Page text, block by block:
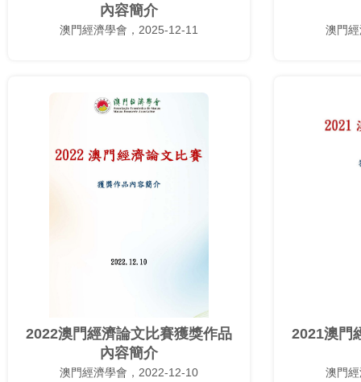
內容簡介
澳門經濟學會，2025-12-11 澳門
2022澳門經濟論文比賽獲獎作品
內容簡介
澳門經濟學會，2022-12-10
2021澳門
澳門